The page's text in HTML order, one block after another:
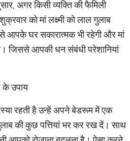
अगर किसी व्यक्ति की फैमिली
को मां लक्ष्मी को लाल गुलाब
से आपके घर सकारात्मक भी रहेगी और मां
जिससे आपकी धन संबंधी परेशानियां
के उपाय
रहती है उन्हें अपने बेडरूम में एक
की कुछ पत्तियां भर कर रख दें। साथ